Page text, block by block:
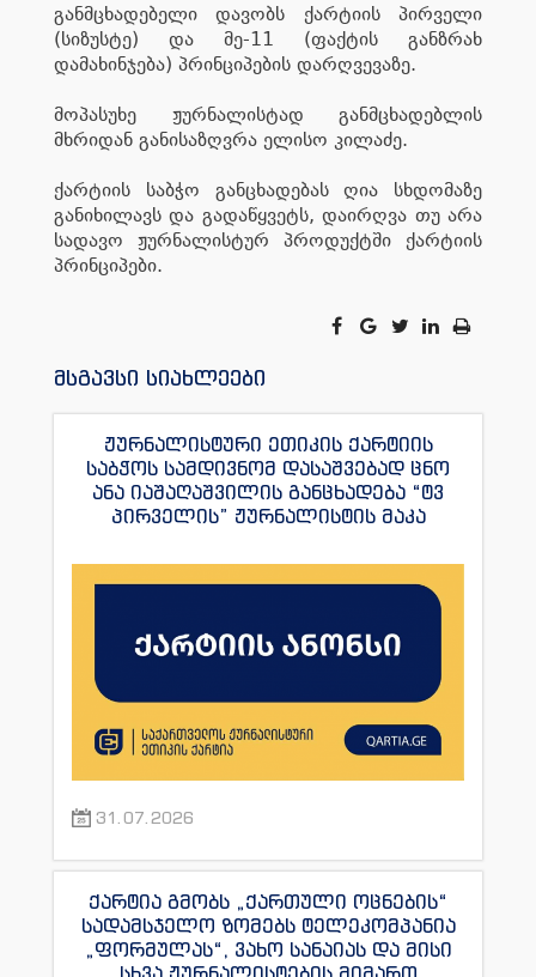
განმცხადებელი დავობს ქარტიის პირველი
(სიზუსტე) და მე-11 (ფაქტის განზრახ
დამახინჯება) პრინციპების დარღვევაზე.
მოპასუხე ჟურნალისტად განმცხადებლის
მხრიდან განისაზღვრა ელისო კილაძე.
ქარტიის საბჭო განცხადებას ღია სხდომაზე
განიხილავს და გადაწყვეტს, დაირღვა თუ არა
სადავო ჟურნალისტურ პროდუქტში ქარტიის
პრინციპები.
მსგავსი სიახლეები
ჟურნალისტური ეთიკის ქარტიის
საბჭოს სამდივნომ დასაშვებად ცნო
ანა იაშაღაშვილის განცხადება “ტვ
პირველის” ჟურნალისტის მაკა
31.07.2026
ქარტია გმობს „ქართული ოცნების“
სადამსჯელო ზომებს ტელეკომპანია
„ფორმულას“, ვახო სანაიას და მისი